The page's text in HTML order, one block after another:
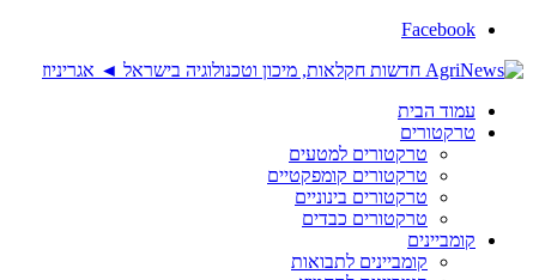
Facebook
עמוד הבית
טרקטורים
טרקטורים למטעים
טרקטורים קומפקטיים
טרקטורים בינוניים
טרקטורים כבדים
קומביינים
קומביינים לתבואות